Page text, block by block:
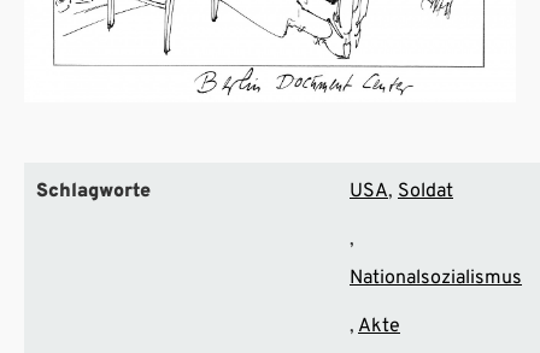
Schlagworte USA Soldat
Nationalsozialismus
Akte